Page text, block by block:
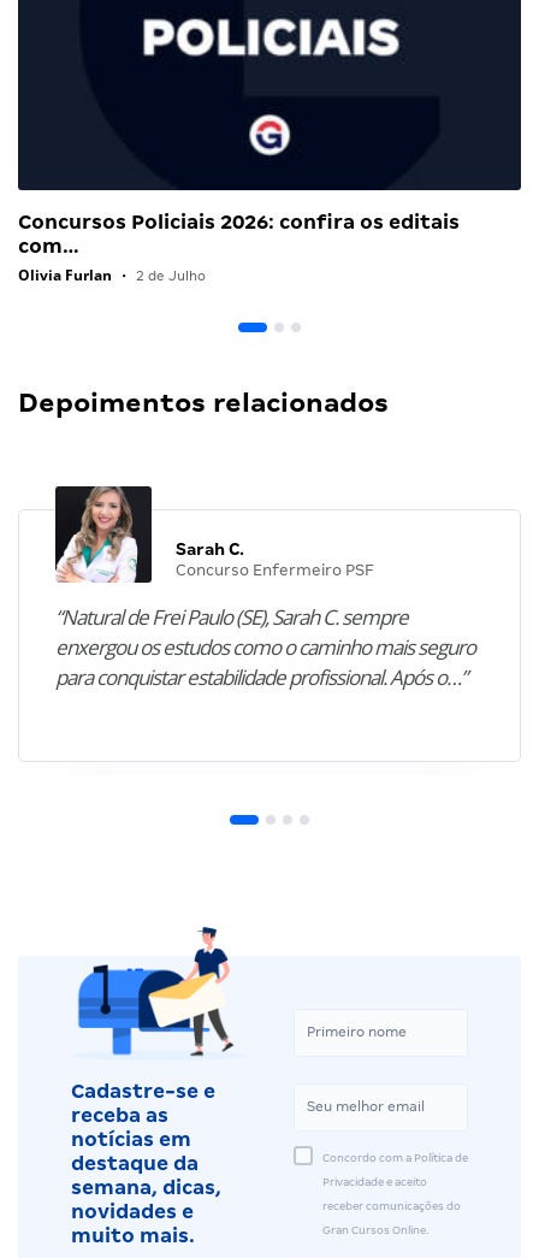
Concursos Policiais 2026: confira os editais
com…
Olivia Furlan • 2 de Julho
Depoimentos relacionados
Sarah C.
Concurso Enfermeiro PSF
“Natural de Frei Paulo (SE), Sarah C. sempre
enxergou os estudos como o caminho mais seguro
para conquistar estabilidade profissional. Após o…”
Cadastre-se e
receba as
notícias em
destaque da
semana, dicas,
novidades e
muito mais.
Concordo com a Política de
Privacidade e aceito
receber comunicações do
Gran Cursos Online.